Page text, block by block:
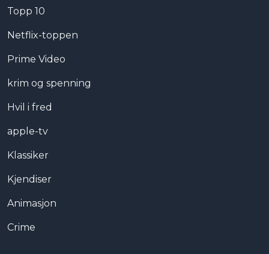
Topp 10
Netflix-toppen
Prime Video
krim og spenning
Hvil i fred
apple-tv
Klassiker
Kjendiser
Animasjon
Crime